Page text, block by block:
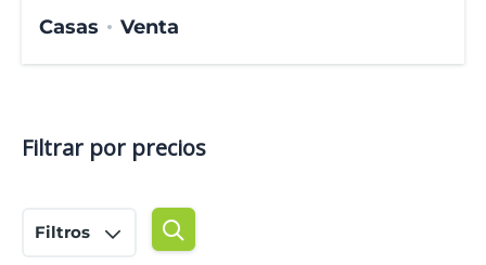
Casas Venta
Filtrar por precios
Filtros